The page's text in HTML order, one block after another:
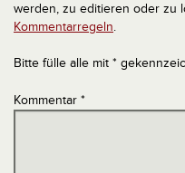
werden, zu editieren oder zu
Kommentarregeln.
Bitte fülle alle mit *
Kommentar *